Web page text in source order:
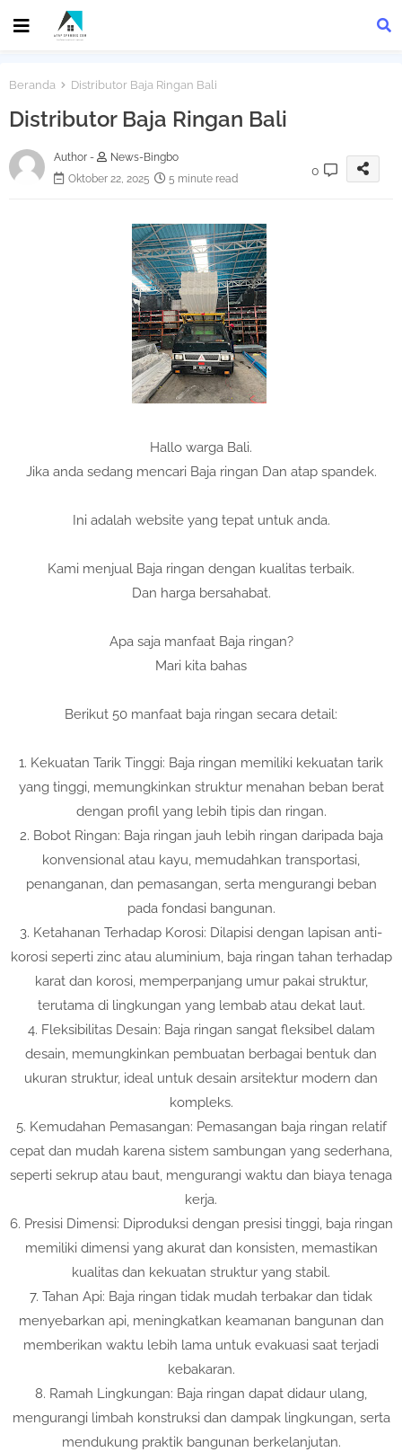
Beranda Distributor Baja Ringan Bali
Distributor Baja Ringan Bali
Author -
News-Bingbo
Oktober 22, 2025
5 minute read
0
Hallo warga Bali.
Jika anda sedang mencari Baja ringan Dan atap spandek.
Ini adalah website yang tepat untuk anda.
Kami menjual Baja ringan dengan kualitas terbaik.
Dan harga bersahabat.
Apa saja manfaat Baja ringan?
Mari kita bahas
Berikut 50 manfaat baja ringan secara detail:
1. Kekuatan Tarik Tinggi: Baja ringan memiliki kekuatan tarik
yang tinggi, memungkinkan struktur menahan beban berat
dengan profil yang lebih tipis dan ringan.
2. Bobot Ringan: Baja ringan jauh lebih ringan daripada baja
konvensional atau kayu, memudahkan transportasi,
penanganan, dan pemasangan, serta mengurangi beban
pada fondasi bangunan.
3. Ketahanan Terhadap Korosi: Dilapisi dengan lapisan anti-
korosi seperti zinc atau aluminium, baja ringan tahan terhadap
karat dan korosi, memperpanjang umur pakai struktur,
terutama di lingkungan yang lembab atau dekat laut.
4. Fleksibilitas Desain: Baja ringan sangat fleksibel dalam
desain, memungkinkan pembuatan berbagai bentuk dan
ukuran struktur, ideal untuk desain arsitektur modern dan
kompleks.
5. Kemudahan Pemasangan: Pemasangan baja ringan relatif
cepat dan mudah karena sistem sambungan yang sederhana,
seperti sekrup atau baut, mengurangi waktu dan biaya tenaga
kerja.
6. Presisi Dimensi: Diproduksi dengan presisi tinggi, baja ringan
memiliki dimensi yang akurat dan konsisten, memastikan
kualitas dan kekuatan struktur yang stabil.
7. Tahan Api: Baja ringan tidak mudah terbakar dan tidak
menyebarkan api, meningkatkan keamanan bangunan dan
memberikan waktu lebih lama untuk evakuasi saat terjadi
kebakaran.
8. Ramah Lingkungan: Baja ringan dapat didaur ulang,
mengurangi limbah konstruksi dan dampak lingkungan, serta
mendukung praktik bangunan berkelanjutan.